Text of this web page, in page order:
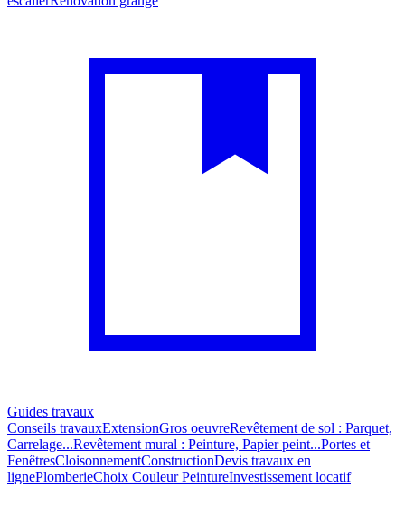
Guides travaux
Conseils travauxExtensionGros oeuvreRevêtement de sol : Parquet,
Carrelage...Revêtement mural : Peinture, Papier peint...Portes et
FenêtresCloisonnementConstructionDevis travaux en
lignePlomberieChoix Couleur PeintureInvestissement locatif